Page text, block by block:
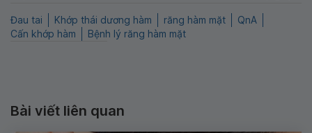
Đau tai Khớp thái dương hàm răng hàm mặt
QnA
Cấn khớp hàm
Bệnh lý răng hàm mặt
Bài viết liên quan